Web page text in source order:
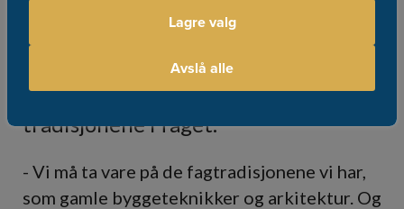
Lagre valg
Avslå alle
opplæringskontoret i Bergen,
nestformann i Bergen
Murmesterforening, og brenner for
å bevare de gamle byggeskikkene og
tradisjonene i faget. **
- Vi må ta vare på de fagtradisjonene vi har,
som gamle byggeteknikker og arkitektur. Og